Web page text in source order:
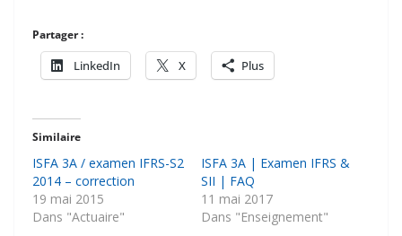
Partager :
LinkedIn X Plus
Similaire
ISFA 3A / examen IFRS-S2
2014 – correction
19 mai 2015
Dans "Actuaire"
ISFA 3A | Examen IFRS &
SII | FAQ
11 mai 2017
Dans "Enseignement"